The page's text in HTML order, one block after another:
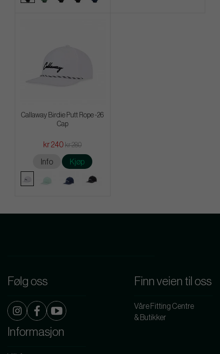
Callaway Birdie Putt Rope -26
Cap
kr 240 kr 280
Info Kjøp
Følg oss Finn veien til oss
Våre Fitting Centre
& Butikker
Informasjon